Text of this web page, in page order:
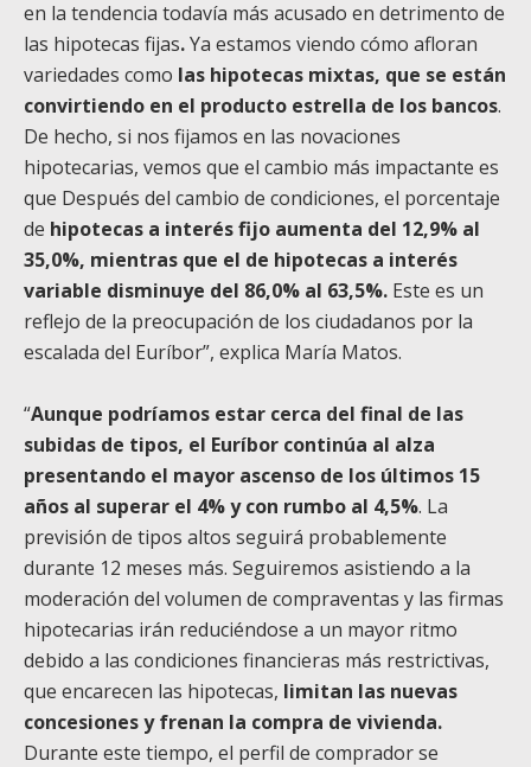
en la tendencia todavía más acusado en detrimento de
las hipotecas fijas.Ya estamos viendo cómo afloran
variedades como las hipotecas mixtas, que se están
convirtiendo en el producto estrella de los bancos.
De hecho, si nos fijamos en las novaciones
hipotecarias, vemos que el cambio más impactante es
que Después del cambio de condiciones, el porcentaje
de hipotecas a interés fijo aumenta del 12,9% al
35,0%, mientras que el de hipotecas a interés
variable disminuye del 86,0% al 63,5%. Este es un
reflejo de la preocupación de los ciudadanos por la
escalada del Euríbor”, explica María Matos.
“Aunque podríamos estar cerca del final de las
subidas de tipos, el Euríbor continúa al alza
presentando el mayor ascenso de los últimos 15
años al superar el 4% y con rumbo al 4,5%. La
previsión de tipos altos seguirá probablemente
durante 12 meses más. Seguiremos asistiendo a la
moderación del volumen de compraventas y las firmas
hipotecarias irán reduciéndose a un mayor ritmo
debido a las condiciones financieras más restrictivas,
que encarecen las hipotecas, limitan las nuevas
concesiones y frenan la compra de vivienda.
Durante este tiempo, el perfil de comprador se